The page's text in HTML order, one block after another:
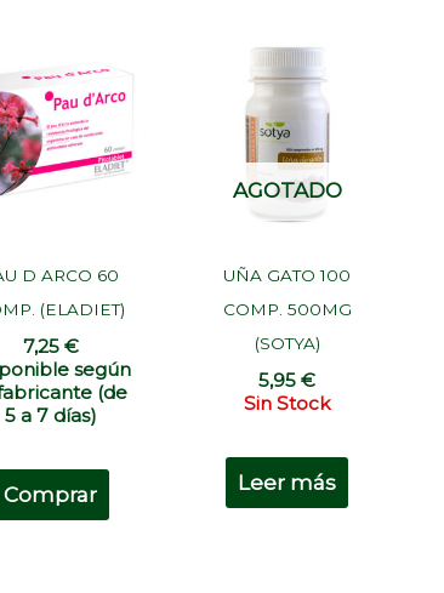
D ARCO 60
(ELADIET)
7,25 €
según
(de
5 a 7 días)
Comprar
AGOTADO
UÑA GATO 100
COMP. 500MG
(SOTYA)
5,95€
Sin Stock
Leer más